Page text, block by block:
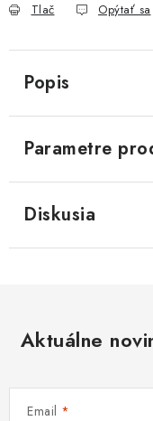
Tlač Opýtať sa
Popis
Parametre
Diskusia
Aktuálne
Email